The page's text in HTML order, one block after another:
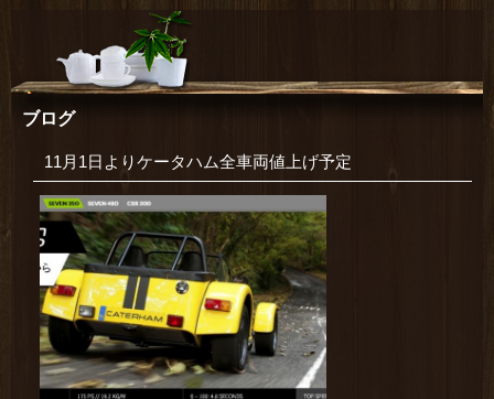
ブログ
11月1日よりケータハム全車両値上げ予定